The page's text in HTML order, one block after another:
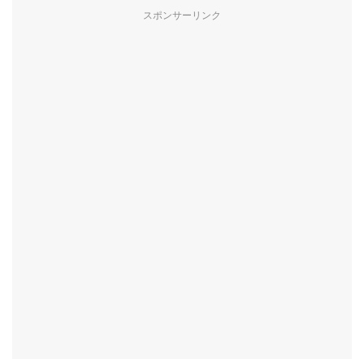
スポンサーリンク